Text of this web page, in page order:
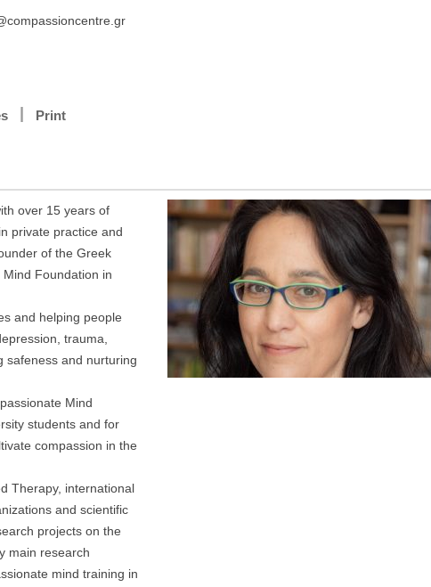
Print
over 15 years of
private practice and
of the Greek
Foundation in
and helping people
trauma,
safeness and nurturing
Mind
students and for
compassion in the
Therapy, international
and scientific
projects on the
main research
mind training in